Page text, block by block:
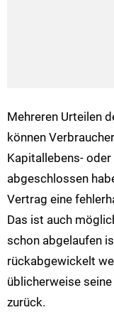
Mehreren Urteilen
können
Kapitallebens-
abgeschlossen
Vertrag eine
Das ist auch
schon abgelaufen
rückabgewickelt
üblicherweise
zurück.